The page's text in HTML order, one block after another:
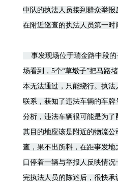
中队的执法人员接到群众举
在附近巡查的执法人员第一时
事发现场位于瑞金路中段的
场看到，5个“草墩子”把马路
本无法通过，只能绕行。执
联系，获知了违法车辆的车
分析，违法车辆很可能是为了
其目的地应该是附近的物流公
查，果不出所料，在距事发地
口停着一辆与举报人反映情
完执法人员的陈述后，很快